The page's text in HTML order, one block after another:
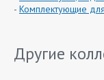
Комплектующие
Другие